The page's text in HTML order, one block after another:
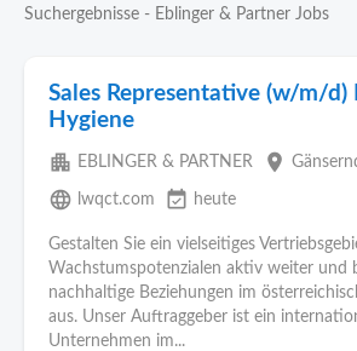
Suchergebnisse - Eblinger & Partner Jobs
Sales Representative (w/m/
Hygiene
apartment EBLINGER & PARTNER place
language lwqct.com event_available heute
Gestalten Sie ein vielseitiges
Wachstumspotenzialen aktiv weiter und
nachhaltige Beziehungen im
aus. Unser Auftraggeber ist ein
Unternehmen im...